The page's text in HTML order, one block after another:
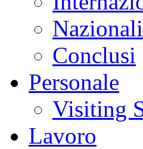
Nazionali
Conclusi
Personale
Visiting
Lavoro